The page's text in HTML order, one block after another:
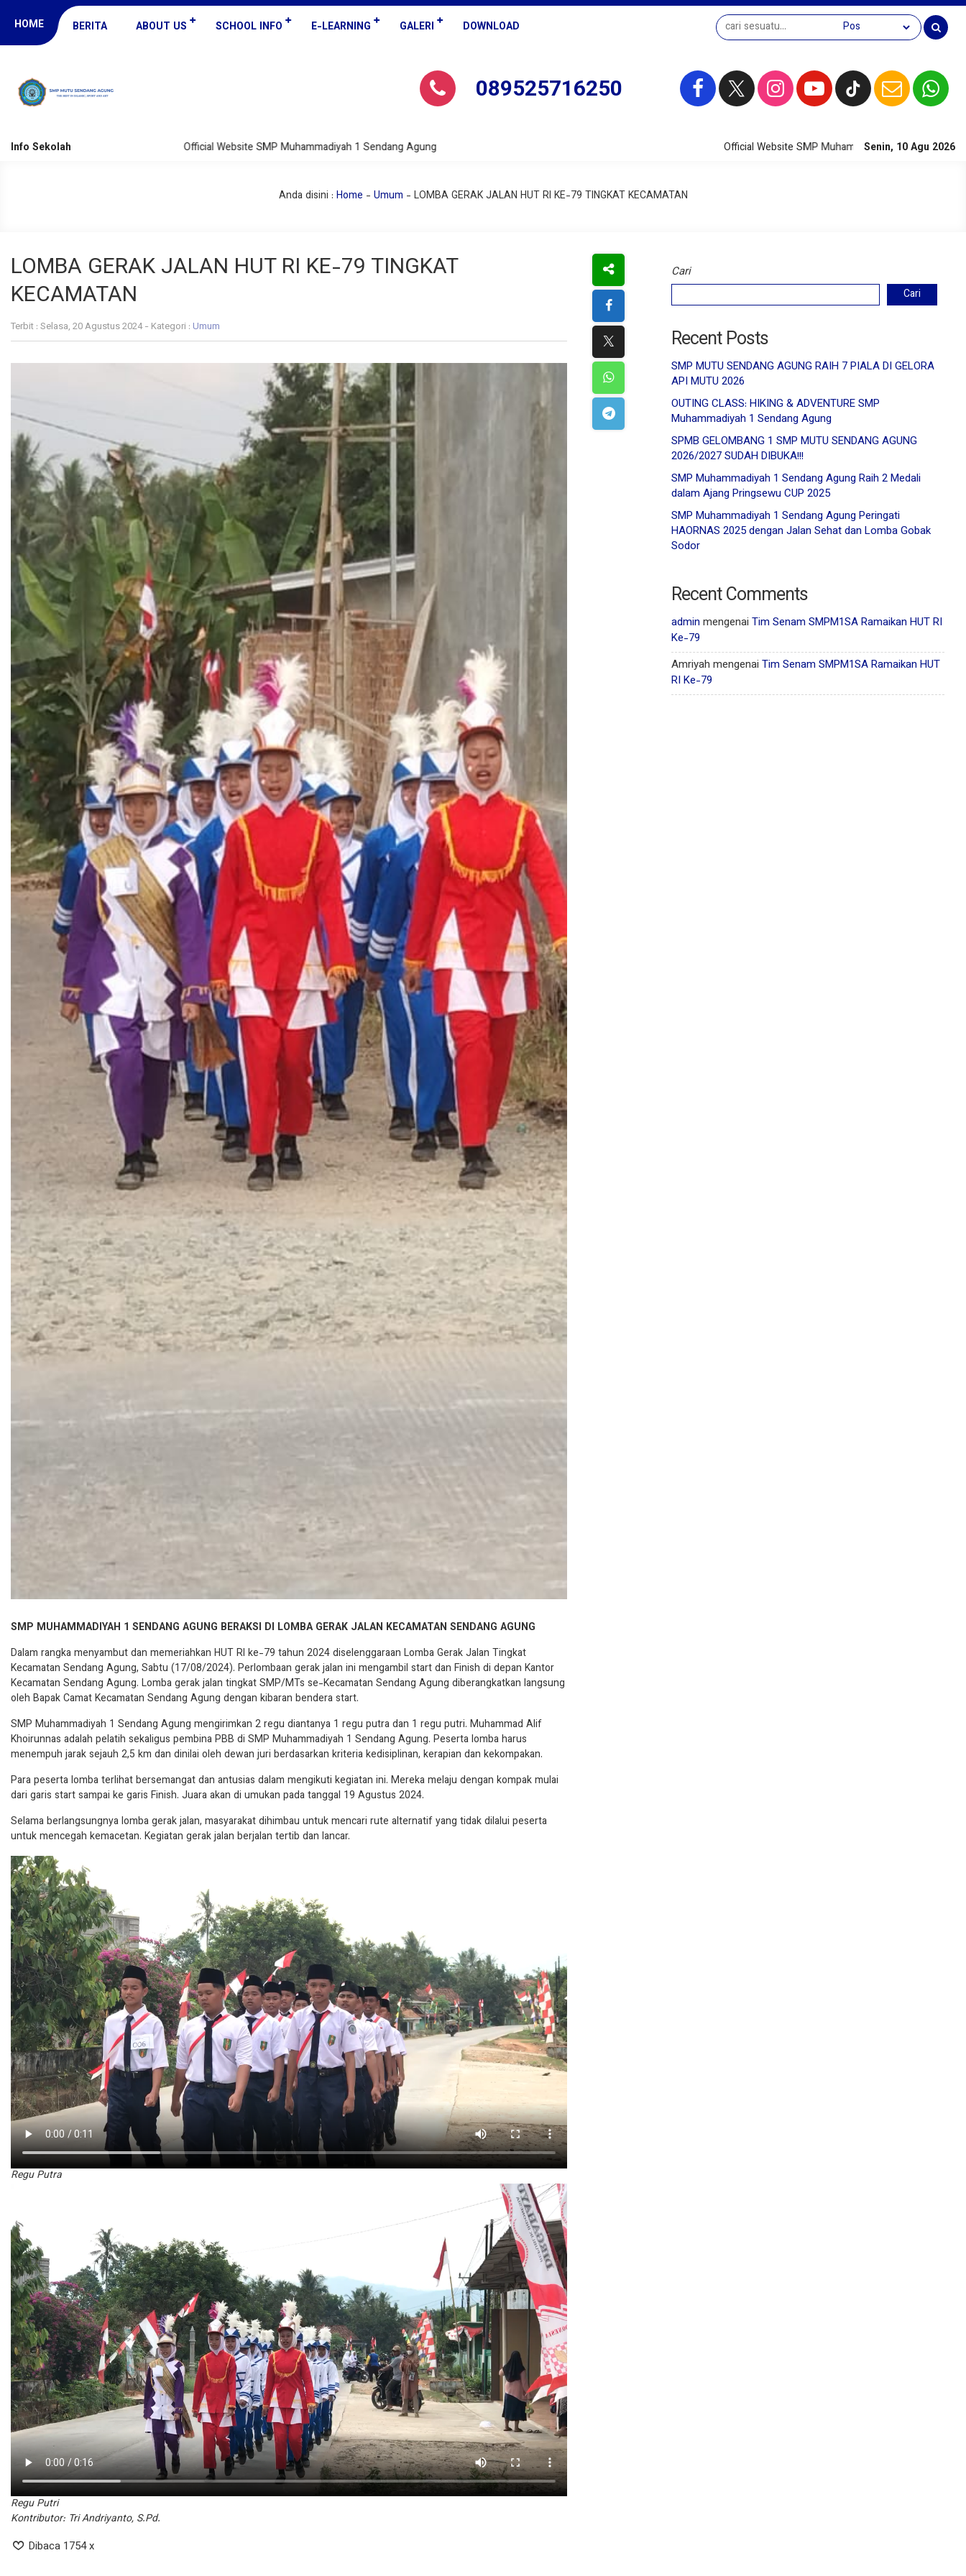
HOME BERITA ABOUT US SCHOOL INFO E-LEARNING GALERI DOWNLOAD
089525716250
Info Sekolah Senin, 10 Agu 2026
Official Website SMP Muhammadiyah 1 Sendang Agung
Official Website SMP Muhammadiyah 1 Sendang Agung
Anda disini : Home - Umum - LOMBA GERAK JALAN HUT RI KE-79 TINGKAT KECAMATAN
LOMBA GERAK JALAN HUT RI KE-79 TINGKAT
KECAMATAN
Terbit : Selasa, 20 Agustus 2024 - Kategori : Umum
SMP MUHAMMADIYAH 1 SENDANG AGUNG BERAKSI DI LOMBA GERAK JALAN KECAMATAN SENDANG AGUNG
Dalam rangka menyambut dan memeriahkan HUT RI ke-79 tahun 2024 diselenggaraan Lomba Gerak Jalan Tingkat
Kecamatan Sendang Agung, Sabtu (17/08/2024). Perlombaan gerak jalan ini mengambil start dan Finish di depan Kantor
Kecamatan Sendang Agung. Lomba gerak jalan tingkat SMP/MTs se-Kecamatan Sendang Agung diberangkatkan langsung
oleh Bapak Camat Kecamatan Sendang Agung dengan kibaran bendera start.
SMP Muhammadiyah 1 Sendang Agung mengirimkan 2 regu diantanya 1 regu putra dan 1 regu putri. Muhammad Alif
Khoirunnas adalah pelatih sekaligus pembina PBB di SMP Muhammadiyah 1 Sendang Agung. Peserta lomba harus
menempuh jarak sejauh 2,5 km dan dinilai oleh dewan juri berdasarkan kriteria kedisiplinan, kerapian dan kekompakan.
Para peserta lomba terlihat bersemangat dan antusias dalam mengikuti kegiatan ini. Mereka melaju dengan kompak mulai
dari garis start sampai ke garis Finish. Juara akan di umukan pada tanggal 19 Agustus 2024.
Selama berlangsungnya lomba gerak jalan, masyarakat dihimbau untuk mencari rute alternatif yang tidak dilalui peserta
untuk mencegah kemacetan. Kegiatan gerak jalan berjalan tertib dan lancar.
Regu Putra
Regu Putri
Kontributor: Tri Andriyanto, S.Pd.
Dibaca 1754 x
Cari
Cari
Recent Posts
SMP MUTU SENDANG AGUNG RAIH 7 PIALA DI GELORA
API MUTU 2026
OUTING CLASS: HIKING & ADVENTURE SMP
Muhammadiyah 1 Sendang Agung
SPMB GELOMBANG 1 SMP MUTU SENDANG AGUNG
2026/2027 SUDAH DIBUKA!!!
SMP Muhammadiyah 1 Sendang Agung Raih 2 Medali
dalam Ajang Pringsewu CUP 2025
SMP Muhammadiyah 1 Sendang Agung Peringati
HAORNAS 2025 dengan Jalan Sehat dan Lomba Gobak
Sodor
Recent Comments
admin mengenai Tim Senam SMPM1SA Ramaikan HUT RI
Ke-79
Amriyah mengenai Tim Senam SMPM1SA Ramaikan HUT
RI Ke-79